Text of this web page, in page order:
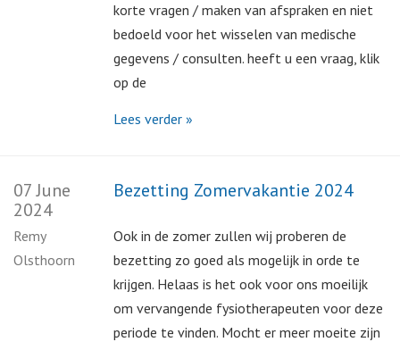
korte vragen / maken van afspraken en niet
bedoeld voor het wisselen van medische
gegevens / consulten. heeft u een vraag, klik
op de
Lees verder »
07 June
2024
Remy
Olsthoorn
Bezetting Zomervakantie 2024
Ook in de zomer zullen wij proberen de
bezetting zo goed als mogelijk in orde te
krijgen. Helaas is het ook voor ons moeilijk
om vervangende fysiotherapeuten voor deze
periode te vinden. Mocht er meer moeite zijn